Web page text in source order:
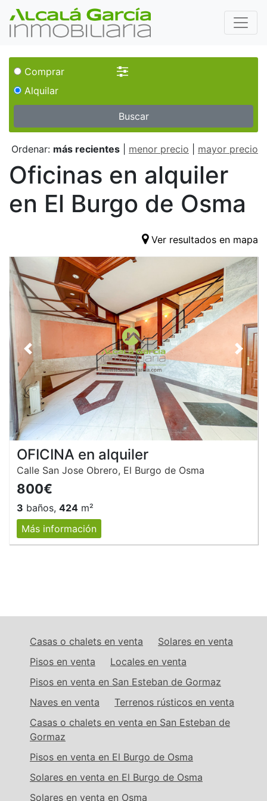
Comprar
Alquilar
Buscar
Ordenar: más recientes menor precio mayor precio
Oficinas en alquiler
en El Burgo de Osma
Ver resultados en mapa
Anterior
OFICINA en alquiler
Calle San Jose Obrero, El Burgo de Osma
800€
3 baños, 424 m²
Más información
Casas o chalets en venta
Solares en venta
Pisos en venta
Locales en venta
Pisos en venta en San Esteban de Gormaz
Naves en venta
Terrenos rústicos en venta
Casas o chalets en venta en San Esteban de
Gormaz
Pisos en venta en El Burgo de Osma
Solares en venta en El Burgo de Osma
Solares en venta en Osma